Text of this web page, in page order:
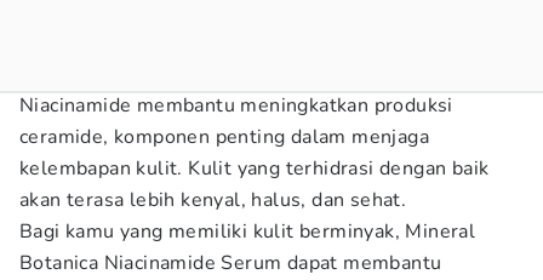
Niacinamide membantu meningkatkan produksi
ceramide, komponen penting dalam menjaga
kelembapan kulit. Kulit yang terhidrasi dengan baik
akan terasa lebih kenyal, halus, dan sehat.
Bagi kamu yang memiliki kulit berminyak, Mineral
Botanica Niacinamide Serum dapat membantu